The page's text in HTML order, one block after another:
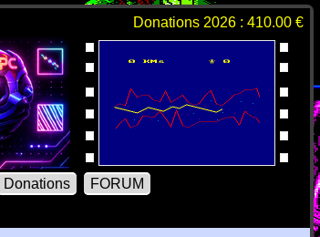
Donations 2026 : 410.00 €
Donations
FORUM